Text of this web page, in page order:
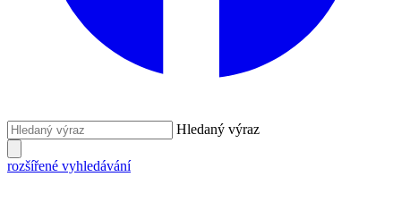
Hledaný výraz
rozšířené vyhledávání